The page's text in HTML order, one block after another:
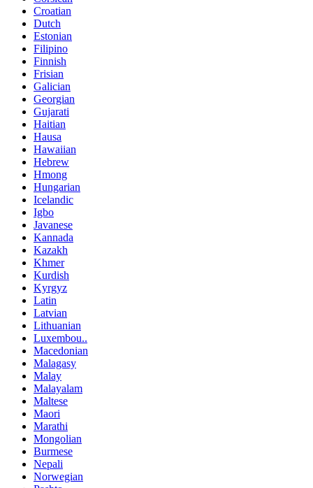
Croatian
Dutch
Estonian
Filipino
Finnish
Frisian
Galician
Georgian
Gujarati
Haitian
Hausa
Hawaiian
Hebrew
Hmong
Hungarian
Icelandic
Igbo
Javanese
Kannada
Kazakh
Khmer
Kurdish
Kyrgyz
Latin
Latvian
Lithuanian
Luxembou..
Macedonian
Malagasy
Malay
Malayalam
Maltese
Maori
Marathi
Mongolian
Burmese
Nepali
Norwegian